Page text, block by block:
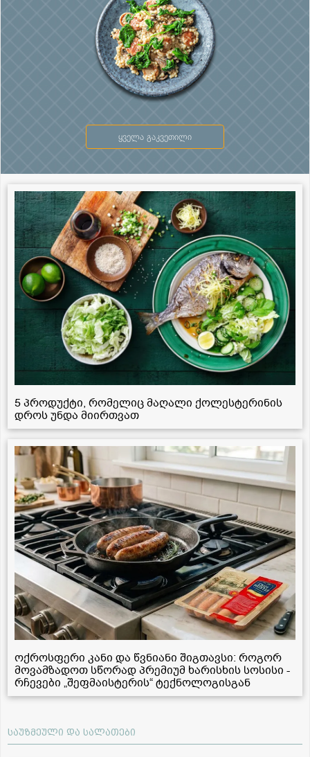
ყველა გაკვეთილი
5 პროდუქტი, რომელიც მაღალი ქოლესტერინის
დროს უნდა მიირთვათ
ოქროსფერი კანი და წვნიანი შიგთავსი: როგორ
მოვამზადოთ სწორად პრემიუმ ხარისხის სოსისი -
რჩევები „შეფმაისტერის“ ტექნოლოგისგან
საუზმეული და სალათები